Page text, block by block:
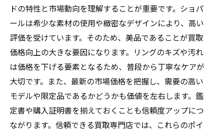
ドの特性と市場動向を理解することが重要です。ショパ
ールは希少な素材の使用や緻密なデザインにより、高い
評価を受けています。そのため、美品であることが買取
価格向上の大きな要因になります。リングのキズや汚れ
は価格を下げる要素となるため、普段から丁寧なケアが
大切です。また、最新の市場価格を把握し、需要の高い
モデルや限定品であるかどうかも価値を左右します。鑑
定書や購入証明書を揃えておくことも信頼度アップにつ
ながります。信頼できる買取専門店では、これらのポイ